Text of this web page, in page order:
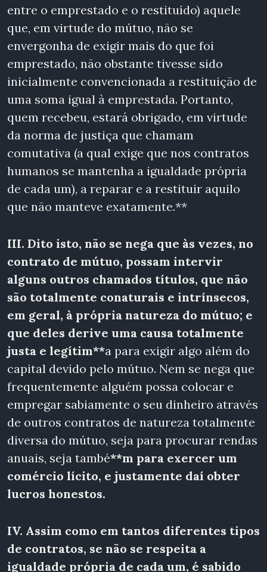
entre o emprestado e o restituído) aquele
que, em virtude do mútuo, não se
envergonha de exigir mais do que foi
emprestado, não obstante tivesse sido
inicialmente convencionada a restituição de
uma soma igual à emprestada. Portanto,
quem recebeu, estará obrigado, em virtude
da norma de justiça que chamam
comutativa (a qual exige que nos contratos
humanos se mantenha a igualdade própria
de cada um), a reparar e a restituir aquilo
que não manteve exatamente.**
III. Dito isto, não se nega que às vezes, no
contrato de mútuo, possam intervir
alguns outros chamados títulos, que não
são totalmente conaturais e intrínsecos,
em geral, à própria natureza do mútuo; e
que deles derive uma causa totalmente
justa e legítim**a para exigir algo além do
capital devido pelo mútuo. Nem se nega que
frequentemente alguém possa colocar e
empregar sabiamente o seu dinheiro através
de outros contratos de natureza totalmente
diversa do mútuo, seja para procurar rendas
anuais, seja també**m para exercer um
comércio lícito, e justamente daí obter
lucros honestos.
IV. Assim como em tantos diferentes tipos
de contratos, se não se respeita a
igualdade própria de cada um, é sabido